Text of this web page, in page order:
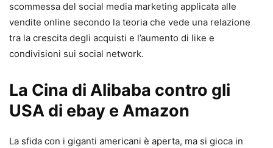
scommessa del social media marketing applicata alle
vendite online secondo la teoria che vede una relazione
tra la crescita degli acquisti e l’aumento di like e
condivisioni sui social network.
La Cina di Alibaba contro gli
USA di ebay e Amazon
La sfida con i giganti americani è aperta, ma si gioca in